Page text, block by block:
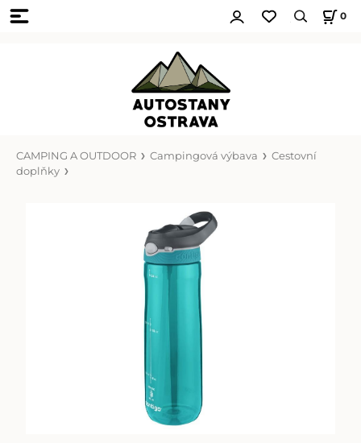
0
CAMPING A OUTDOOR Campingová výbava
Cestovní
doplňky